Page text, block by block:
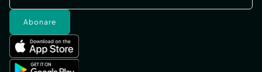
Abonare